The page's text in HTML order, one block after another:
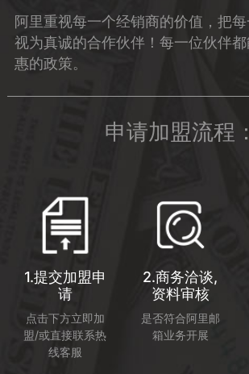
阿里重视每一个经销商的价值，把
视为真诚的合作伙伴！每一位伙伴
惠的政策。
申请加盟流程：
1.提交加盟申
请
点击下方立即加
盟/或直接联系热
线客服
2.商务洽谈,
资料审核
是否符合阿里邮
箱业务开展